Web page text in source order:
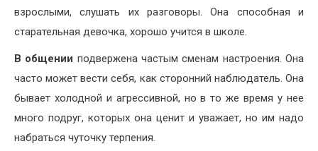
взрослыми, слушать их разговоры. Она способная и
старательная девочка, хорошо учится в школе.
В общении подвержена частым сменам настроения. Она
часто может вести себя, как сторонний наблюдатель. Она
бывает холодной и агрессивной, но в то же время у нее
много подруг, которых она ценит и уважает, но им надо
набраться чуточку терпения.